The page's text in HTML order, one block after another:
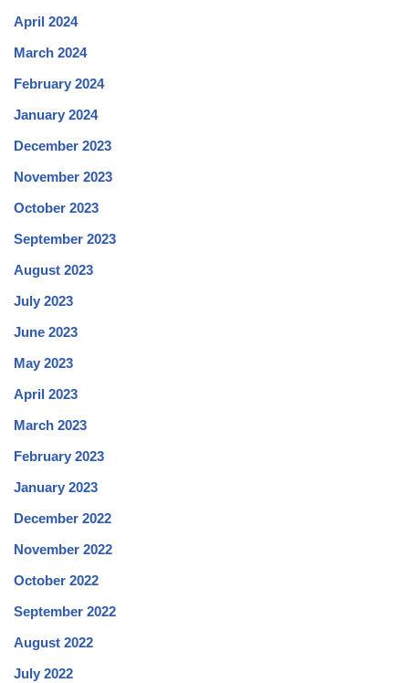
April 2024
March 2024
February 2024
January 2024
December 2023
November 2023
October 2023
September 2023
August 2023
July 2023
June 2023
May 2023
April 2023
March 2023
February 2023
January 2023
December 2022
November 2022
October 2022
September 2022
August 2022
July 2022